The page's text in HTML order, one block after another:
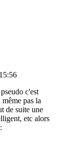
c'est
pas la
de suite une
etc alors